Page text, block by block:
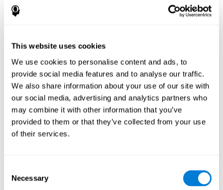
This website uses cookies
We use cookies to personalise content and ads, to
provide social media features and to analyse our traffic.
We also share information about your use of our site with
our social media, advertising and analytics partners who
may combine it with other information that you’ve
provided to them or that they’ve collected from your use
of their services.
Selection
Necessary
كيف تحسّن اللعبة العقلية "التزاحم"
مهاراتي المعرفية؟
إنّ استخدام الألعاب مثل "التزاحم" ينشّط نمطا للتنشيط العصبي. إنّ
التنبيه المستمرّ لمهاراتنا المعرفية قد يساعد في إنشاء نقاط الاشتباك
العصبي الجديدة، وإعادة تنظيم الدوائر العصبية وتحسين الوظائف
التنفيذية. تنشّط اللعبة "التزاحم" القدرات المتعلّقة بالانتباه المركّز
والإدراك البصري.
الأسبوع الأوّل الأسبوع الثاني الأسبوع الثالث